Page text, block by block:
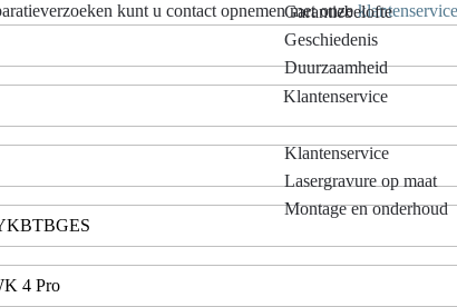
Garantiebelofte
Geschiedenis
Duurzaamheid
Klantenservice
Klantenservice
Lasergravure op maat
Montage en onderhoud
kunt u contact opnemen met onze